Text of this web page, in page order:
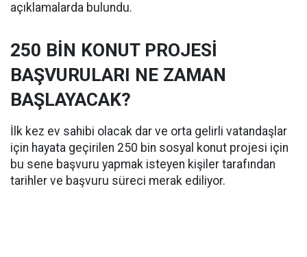
açıklamalarda bulundu.
250 BİN KONUT PROJESİ
BAŞVURULARI NE ZAMAN
BAŞLAYACAK?
İlk kez ev sahibi olacak dar ve orta gelirli vatandaşlar
için hayata geçirilen 250 bin sosyal konut projesi için
bu sene başvuru yapmak isteyen kişiler tarafından
tarihler ve başvuru süreci merak ediliyor.